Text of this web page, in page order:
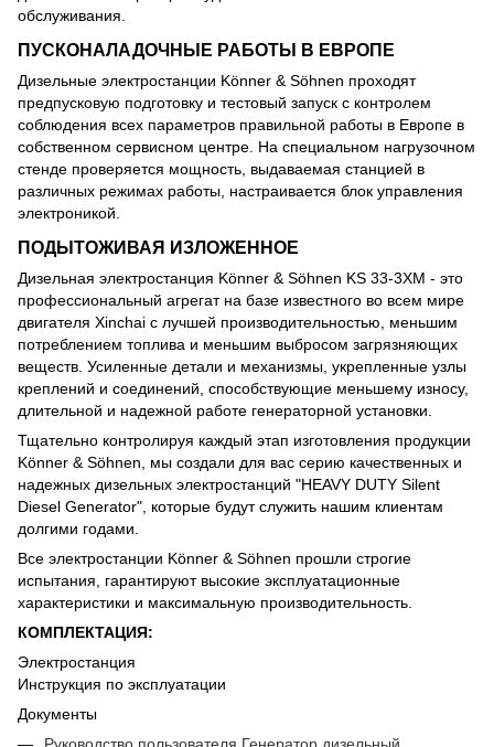
обслуживания.
ПУСКОНАЛАДОЧНЫЕ РАБОТЫ В ЕВРОПЕ
Дизельные электростанции Könner & Söhnen проходят
предпусковую подготовку и тестовый запуск с контролем
соблюдения всех параметров правильной работы в Европе в
собственном сервисном центре. На специальном нагрузочном
стенде проверяется мощность, выдаваемая станцией в
различных режимах работы, настраивается блок управления
электроникой.
ПОДЫТОЖИВАЯ ИЗЛОЖЕННОЕ
Дизельная электростанция Könner & Söhnen KS 33-3XM - это
профессиональный агрегат на базе известного во всем мире
двигателя Xinchai с лучшей производительностью, меньшим
потреблением топлива и меньшим выбросом загрязняющих
веществ. Усиленные детали и механизмы, укрепленные узлы
креплений и соединений, способствующие меньшему износу,
длительной и надежной работе генераторной установки.
Тщательно контролируя каждый этап изготовления продукции
Könner & Söhnen, мы создали для вас серию качественных и
надежных дизельных электростанций "HEAVY DUTY Silent
Diesel Generator", которые будут служить нашим клиентам
долгими годами.
Все электростанции Könner & Söhnen прошли строгие
испытания, гарантируют высокие эксплуатационные
характеристики и максимальную производительность.
КОМПЛЕКТАЦИЯ:
Электростанция
Инструкция по эксплуатации
Документы
Руководство пользователя Генератор дизельный